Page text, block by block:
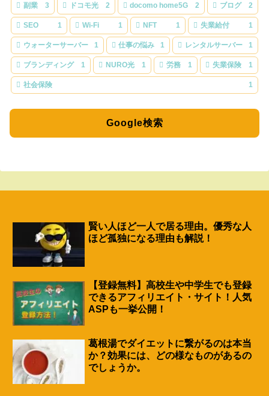
副業 3 ドコモ光 2 docomo home5G 2 ブログ 2
SEO 1 Wi-Fi 1 NFT 1 失業給付 1
ウォーターサーバー 1 仕事の悩み 1 レンタルサーバー 1
ブランディング 1 NURO光 1 労務 1 失業保険 1
社会保険 1
Google検索
賢い人ほど一人で居る理由。優秀な人
ほど孤独になる理由も解説！
【登録無料】高校生や中学生でも登録
できるアフィリエイト・サイト！人気
ASPも一挙公開！
葛根湯でダイエットに繋がるのは本当
か？効果には、どの様なものがあるの
でしょうか。